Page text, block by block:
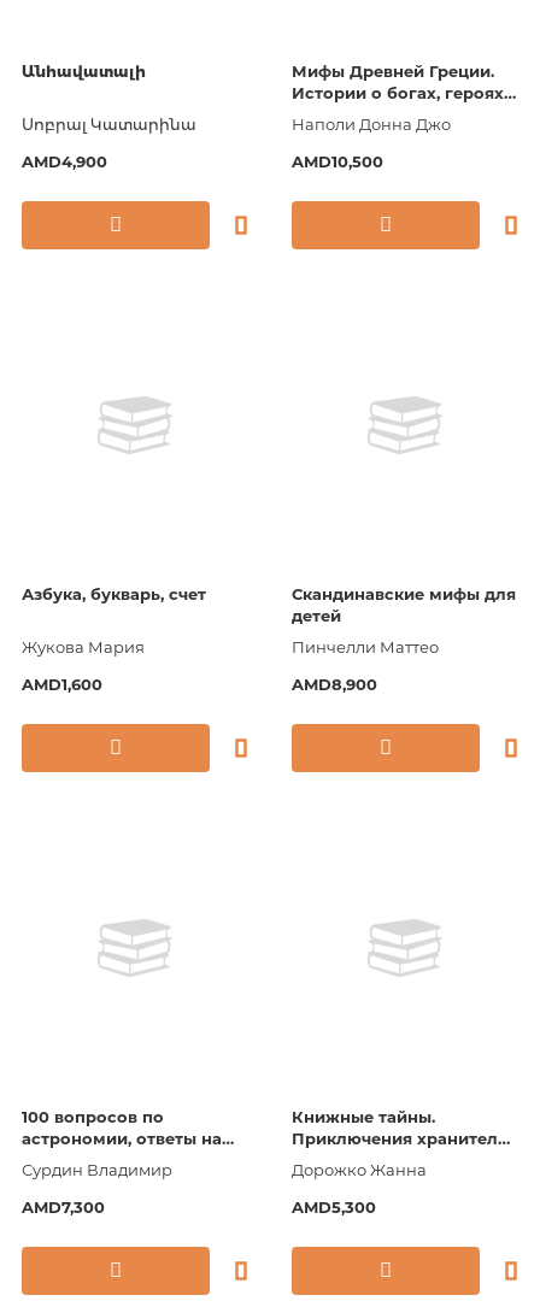
Անհավատալի
Սոբրալ Կատարինա
AMD4,900
Мифы Древней Греции.
Истории о богах, героях
Наполи Донна Джо
AMD10,500
Азбука, букварь, счет
Жукова Мария
AMD1,600
Скандинавские мифы для
детей
Пинчелли Маттео
AMD8,900
100 вопросов по
астрономии, ответы на
каждый
Сурдин Владимир
AMD7,300
Книжные тайны.
Приключения хранителей
до цифровых страниц
Дорожко Жанна
AMD5,300